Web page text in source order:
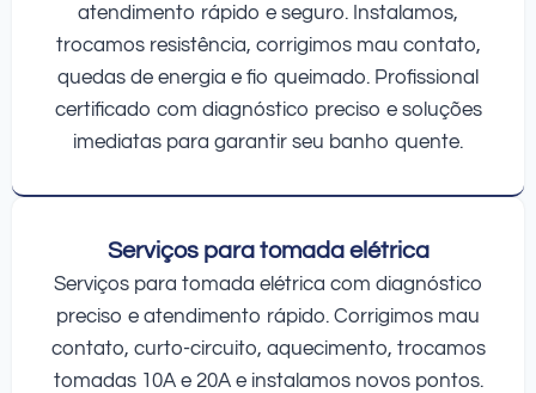
atendimento rápido e seguro. Instalamos,
trocamos resistência, corrigimos mau contato,
quedas de energia e fio queimado. Profissional
certificado com diagnóstico preciso e soluções
imediatas para garantir seu banho quente.
Serviços para tomada elétrica
Serviços para tomada elétrica com diagnóstico
preciso e atendimento rápido. Corrigimos mau
contato, curto-circuito, aquecimento, trocamos
tomadas 10A e 20A e instalamos novos pontos.